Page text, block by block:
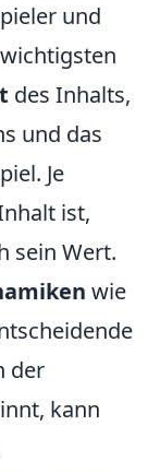
und
des Inhalts,
und das
Je
ist,
sein Wert.
wie
der
kann